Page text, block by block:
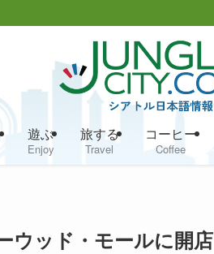
遊ぶ
Enjoy
旅する
Travel
コーヒー
Coffee
ウッド・モールに開店